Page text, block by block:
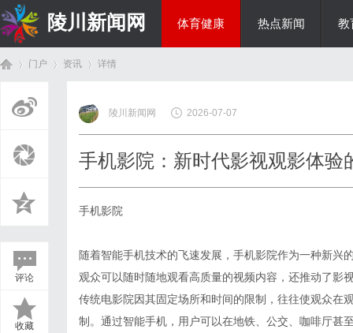
陵川新闻网 体育健康 热点新闻 教
门户 资讯
›
详情
评论
收藏
陵川新闻网 2026-07-07
手机影院：新时代影视观影体验
手机影院
随着智能手机技术的飞速发展，手机影院作为一种新兴
观众可以随时随地观看高质量的视频内容，还推动了影
传统电影院因其固定场所和时间的限制，往往使观众在
制。通过智能手机，用户可以在地铁、公交、咖啡厅甚